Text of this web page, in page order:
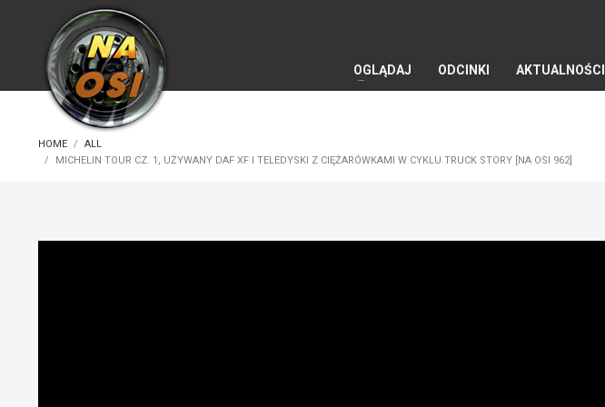
OGLĄDAJ ODCINKI AKTUALNOŚCI
HOME
ALL
MICHELIN TOUR CZ. 1, UŻYWANY DAF XF I TELEDYSKI Z CIĘŻARÓWKAMI W CYKLU TRUCK STORY [NA OSI 962]